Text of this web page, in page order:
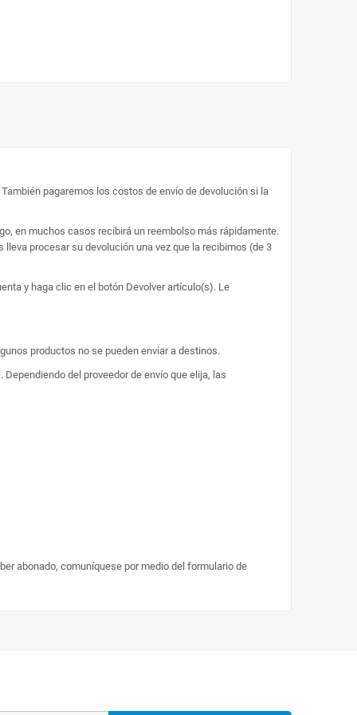
pagaremos los costos de envío de devolución si la
en muchos casos recibirá un reembolso más rápidamente.
procesar su devolución una vez que la recibimos (de 3
y haga clic en el botón Devolver artículo(s). Le
productos no se pueden enviar a destinos.
del proveedor de envío que elija, las
abonado, comuníquese por medio del formulario de